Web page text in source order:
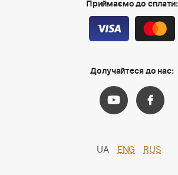
Приймаємо до сплати:
Долучайтеся до нас:
UA ENG RUS